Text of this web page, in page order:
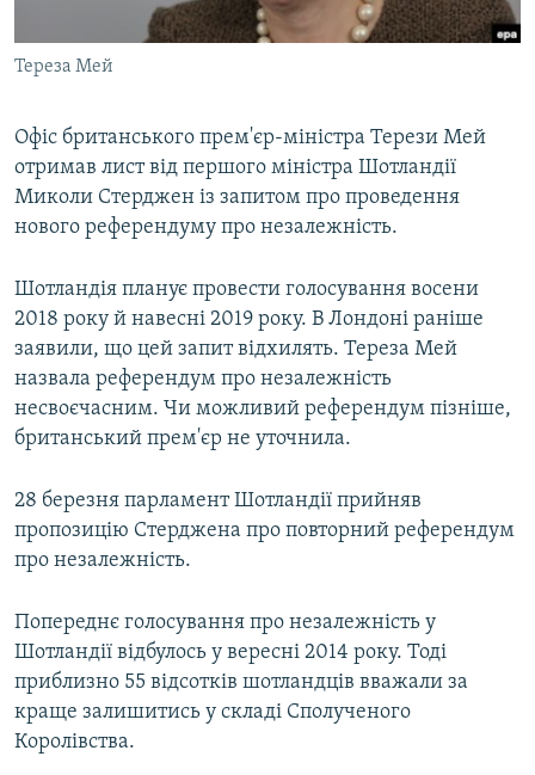
УКРАЇНСЬКА ПРОБЛЕМА КРИМУ
ІНФОГРАФІКА
ДОЛУЧАЙСЯ!
Усі сайти RFE/RL
Тереза Мей
Офіс британського прем'єр-міністра Терези Мей
отримав лист від першого міністра Шотландії
Миколи Стерджен із запитом про проведення
нового референдуму про незалежність.
Шотландія планує провести голосування восени
2018 року й навесні 2019 року. В Лондоні раніше
заявили, що цей запит відхилять. Тереза Мей
назвала референдум про незалежність
несвоєчасним. Чи можливий референдум пізніше,
британський прем'єр не уточнила.
28 березня парламент Шотландії прийняв
пропозицію Стерджена про повторний референдум
про незалежність.
Попереднє голосування про незалежність у
Шотландії відбулось у вересні 2014 року. Тоді
приблизно 55 відсотків шотландців вважали за
краще залишитись у складі Сполученого
Королівства.